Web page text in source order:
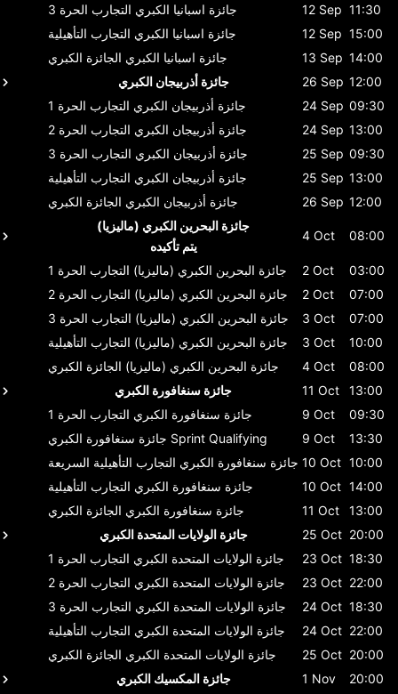
جائزة اسبانيا الكبري التجارب الحرة 3 12 Sep 11:30
جائزة اسبانيا الكبري التجارب التأهيلية 12 Sep 15:00
جائزة اسبانيا الكبري الجائزة الكبري 13 Sep 14:00
جائزة أذربيجان الكبري
26 Sep 12:00
جائزة أذربيجان الكبري التجارب الحرة 1 24 Sep 09:30
جائزة أذربيجان الكبري التجارب الحرة 2 24 Sep 13:00
جائزة أذربيجان الكبري التجارب الحرة 3 25 Sep 09:30
جائزة أذربيجان الكبري التجارب التأهيلية 25 Sep 13:00
جائزة أذربيجان الكبري الجائزة الكبري 26 Sep 12:00
جائزة البحرين الكبري (ماليزيا)
يتم تأكيده
4 Oct 08:00
جائزة البحرين الكبري (ماليزيا) التجارب الحرة 1 2 Oct
03:00
جائزة البحرين الكبري (ماليزيا) التجارب الحرة 2 2 Oct
07:00
جائزة البحرين الكبري (ماليزيا) التجارب الحرة 3 3 Oct
07:00
جائزة البحرين الكبري (ماليزيا) التجارب التأهيلية 3 Oct
10:00
جائزة البحرين الكبري (ماليزيا) الجائزة الكبري 4 Oct
08:00
جائزة سنغافورة الكبري
11 Oct
13:00
جائزة سنغافورة الكبري التجارب الحرة 1 9 Oct
09:30
جائزة سنغافورة الكبري Sprint Qualifying 9 Oct
13:30
جائزة سنغافورة الكبري التجارب التأهيلية السريعة 10 Oct 10:00
جائزة سنغافورة الكبري التجارب التأهيلية 10 Oct 14:00
جائزة سنغافورة الكبري الجائزة الكبري 11 Oct
13:00
جائزة الولايات المتحدة الكبري
25 Oct 20:00
جائزة الولايات المتحدة الكبري التجارب الحرة 1 23 Oct 18:30
جائزة الولايات المتحدة الكبري التجارب الحرة 2 23 Oct 22:00
جائزة الولايات المتحدة الكبري التجارب الحرة 3 24 Oct 18:30
جائزة الولايات المتحدة الكبري التجارب التأهيلية 24 Oct 22:00
جائزة الولايات المتحدة الكبري الجائزة الكبري 25 Oct 20:00
جائزة المكسيك الكبري
1 Nov 20:00